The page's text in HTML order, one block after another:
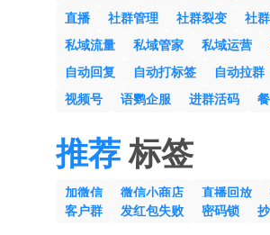
直播
社群管理 社群裂变 社
私域流量
私域管家 私域运营
自动回复
自动打标签 自动拉群
视频号
语鹦企服 进群活码
推荐标签
加微信 微信小商店 直播回放
客户群
发红包失败 密码锁